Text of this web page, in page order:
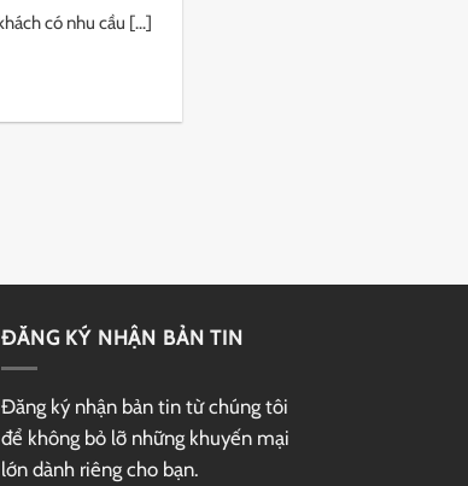
có nhu cầu [...]
ĐĂNG KÝ NHẬN BẢN TIN
Đăng ký nhận bản tin từ chúng tôi
để không bỏ lỡ những khuyến mại
lớn dành riêng cho bạn.